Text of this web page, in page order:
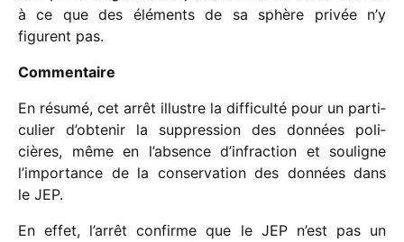
à ce que des éléments de sa sphère privée n’y
figurent pas.
Commentaire
En résumé, cet arrêt illustre la diffi­culté pour un parti­
cu­lier d’obtenir la suppres­sion des données poli­
cières, même en l’absence d’infraction et souligne
l’importance de la conser­va­tion des données dans
le JEP.
En effet, l’arrêt confirme que le JEP n’est pas un